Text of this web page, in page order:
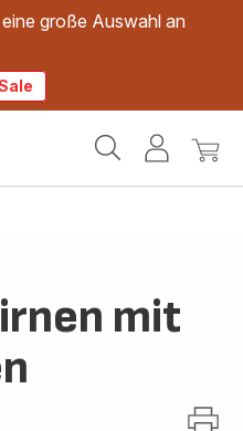
große Auswahl an
Mein
Mein
mit